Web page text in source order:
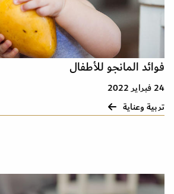
فوائد المانجو للأطفال
24 فبراير 2022
تربية وعناية